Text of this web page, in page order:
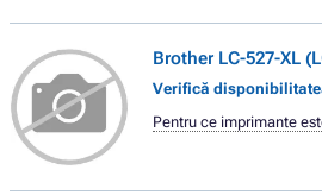
Brother LC-527-XL
Verifică
Pentru ce imprimante